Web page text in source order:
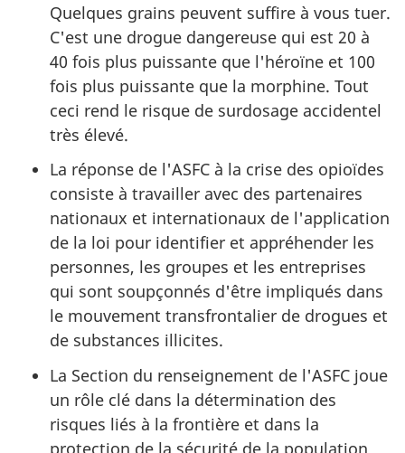
Quelques grains peuvent suffire à vous tuer.
C'est une drogue dangereuse qui est 20 à
40 fois plus puissante que l'héroïne et 100
fois plus puissante que la morphine. Tout
ceci rend le risque de surdosage accidentel
très élevé.
La réponse de l'ASFC à la crise des opioïdes
consiste à travailler avec des partenaires
nationaux et internationaux de l'application
de la loi pour identifier et appréhender les
personnes, les groupes et les entreprises
qui sont soupçonnés d'être impliqués dans
le mouvement transfrontalier de drogues et
de substances illicites.
La Section du renseignement de l'ASFC joue
un rôle clé dans la détermination des
risques liés à la frontière et dans la
protection de la sécurité de la population